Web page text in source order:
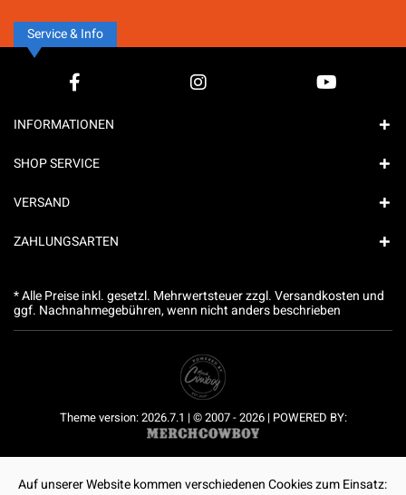
Service & Info
INFORMATIONEN
SHOP SERVICE
VERSAND
ZAHLUNGSARTEN
* Alle Preise inkl. gesetzl. Mehrwertsteuer zzgl.Versandkosten und
ggf. Nachnahmegebühren, wenn nicht anders beschrieben
Theme version: 2026.7.1 | © 2007 - 2026 | POWERED BY:
Auf unserer Website kommen verschiedenen Cookies zum Einsatz: